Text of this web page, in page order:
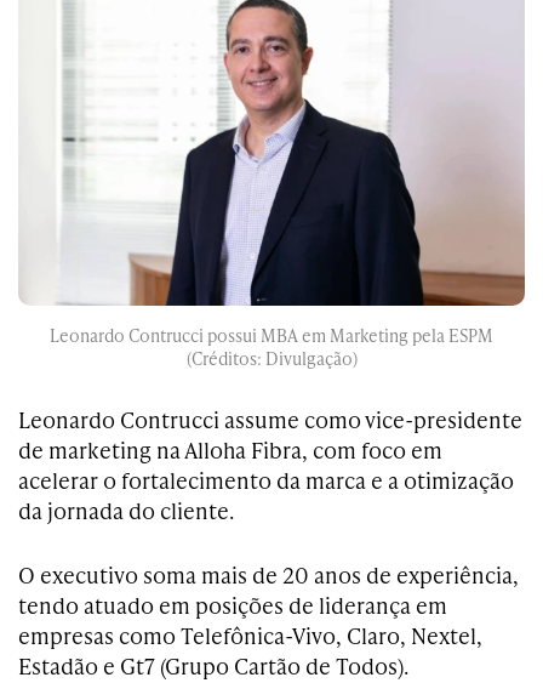
Leonardo Contrucci possui MBA em Marketing pela ESPM
(Créditos: Divulgação)
Leonardo Contrucci assume como vice-presidente
de marketing na Alloha Fibra, com foco em
acelerar o fortalecimento da marca e a otimização
da jornada do cliente.
O executivo soma mais de 20 anos de experiência,
tendo atuado em posições de liderança em
empresas como Telefônica-Vivo, Claro, Nextel,
Estadão e Gt7 (Grupo Cartão de Todos).